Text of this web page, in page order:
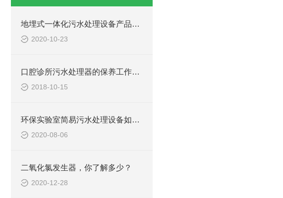
地埋式一体化污水处理设备产品特点详解
2020-10-23
口腔诊所污水处理器的保养工作没有那么简单
2018-10-15
环保实验室简易污水处理设备如何使用
2020-08-06
二氧化氯发生器，你了解多少？
2020-12-28